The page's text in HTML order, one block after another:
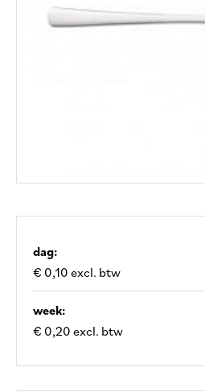
dag:
€ 0,10 excl. btw
week:
€ 0,20 excl. btw